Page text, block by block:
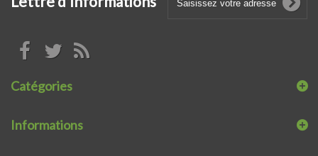
Catégories
Informations